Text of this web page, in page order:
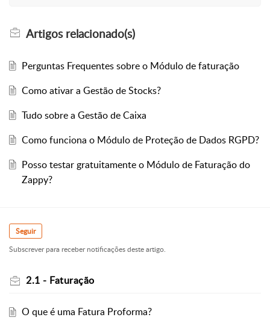
Artigosrelacionado(s)
Perguntas Frequentes sobre o Módulo de faturação
Como ativar a Gestão de Stocks?
Tudo sobre a Gestão de Caixa
Como funciona o Módulo de Proteção de Dados RGPD?
Posso testar gratuitamente o Módulo de Faturação do
Zappy?
Seguir
Subscrever para receber notificações deste artigo.
2.1 - Faturação
O que é uma Fatura Proforma?